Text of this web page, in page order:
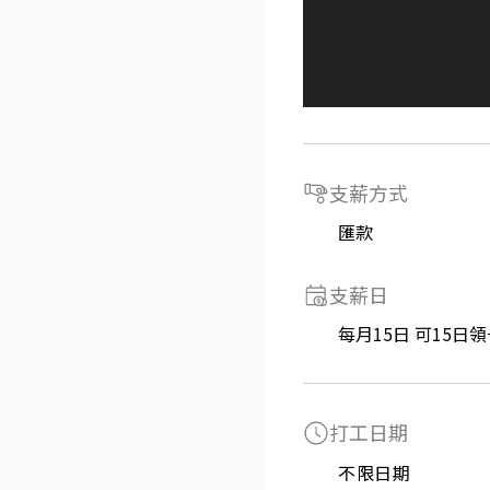
支薪方式
匯款
支薪日
每月15日 可15日
打工日期
不限日期